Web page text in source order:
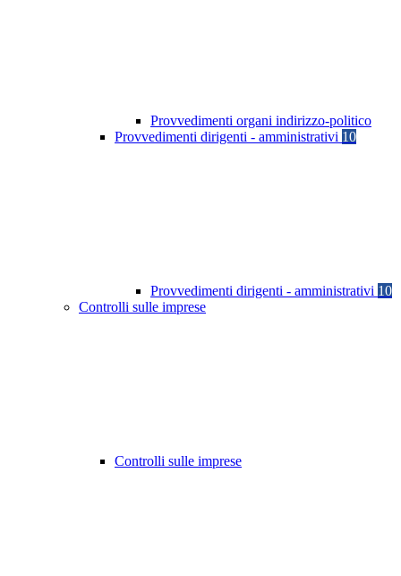
Provvedimenti organi indirizzo-politico
Provvedimenti dirigenti - amministrativi 10
Provvedimenti dirigenti - amministrativi 10
Controlli sulle imprese
Controlli sulle imprese